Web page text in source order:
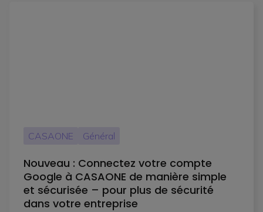
CASAONE Général
Nouveau : Connectez votre compte
Google à CASAONE de manière simple
et sécurisée – pour plus de sécurité
dans votre entreprise